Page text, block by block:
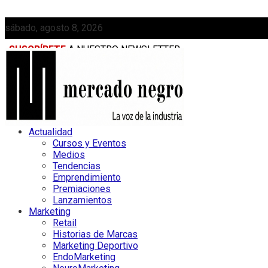
sábado, agosto 8, 2026
SUSCRÍBETE A NUESTRO NEWSLETTER
MEDIAKIT
Actualidad
Cursos y Eventos
Medios
Tendencias
Emprendimiento
Premiaciones
Lanzamientos
Marketing
Retail
Historias de Marcas
Marketing Deportivo
EndoMarketing